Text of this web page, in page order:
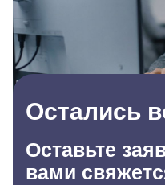
Остались
Оставьте
вами